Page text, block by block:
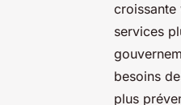
croissante
services
besoins
plus